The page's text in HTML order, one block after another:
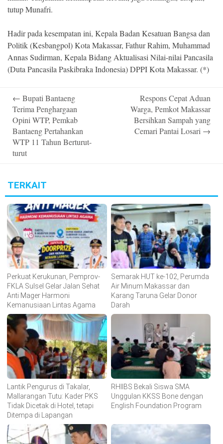
tutup Munafri.
Hadir pada kesempatan ini, Kepala Badan Kesatuan Bangsa dan
Politik (Kesbangpol) Kota Makassar, Fathur Rahim, Muhammad
Annas Sudirman, Kepala Bidang Aktualisasi Nilai-nilai Pancasila
(Duta Pancasila Paskibraka Indonesia) DPPI Kota Makassar. (*)
navigation
← Bupati Bantaeng
Terima Penghargaan
Opini WTP, Pemkab
Bantaeng Pertahankan
WTP 11 Tahun Berturut-
turut
Respons Cepat Aduan
Warga, Pemkot Makassar
Bersihkan Sampah yang
Cemari Pantai Losari →
TERKAIT
Perkuat Kerukunan, Pemprov-
FKLA Sulsel Gelar Jalan Sehat
Anti Mager Harmoni
Kemanusiaan Lintas Agama
Semarak HUT ke-102, Perumda
Air Minum Makassar dan
Karang Taruna Gelar Donor
Darah
Lantik Pengurus di Takalar,
Mallarangan Tutu: Kader PKS
Tidak Dicetak di Hotel, tetapi
Ditempa di Lapangan
RHIIBS Bekali Siswa SMA
Unggulan KKSS Bone dengan
English Foundation Program